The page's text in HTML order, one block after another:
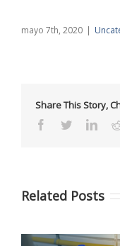
mayo 7th, 2020 |
Share This Story,
Facebook
Twitter
Related Posts